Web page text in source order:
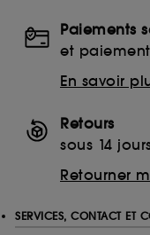
Paiements
et
En savoir
Retours
sous 14
Retourner
SERVICES, CONTACT ET